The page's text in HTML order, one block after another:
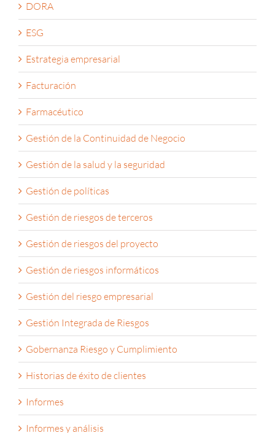
DORA
ESG
Estrategia empresarial
Facturación
Farmacéutico
Gestión de la Continuidad de Negocio
Gestión de la salud y la seguridad
Gestión de políticas
Gestión de riesgos de terceros
Gestión de riesgos del proyecto
Gestión de riesgos informáticos
Gestión del riesgo empresarial
Gestión Integrada de Riesgos
Gobernanza Riesgo y Cumplimiento
Historias de éxito de clientes
Informes